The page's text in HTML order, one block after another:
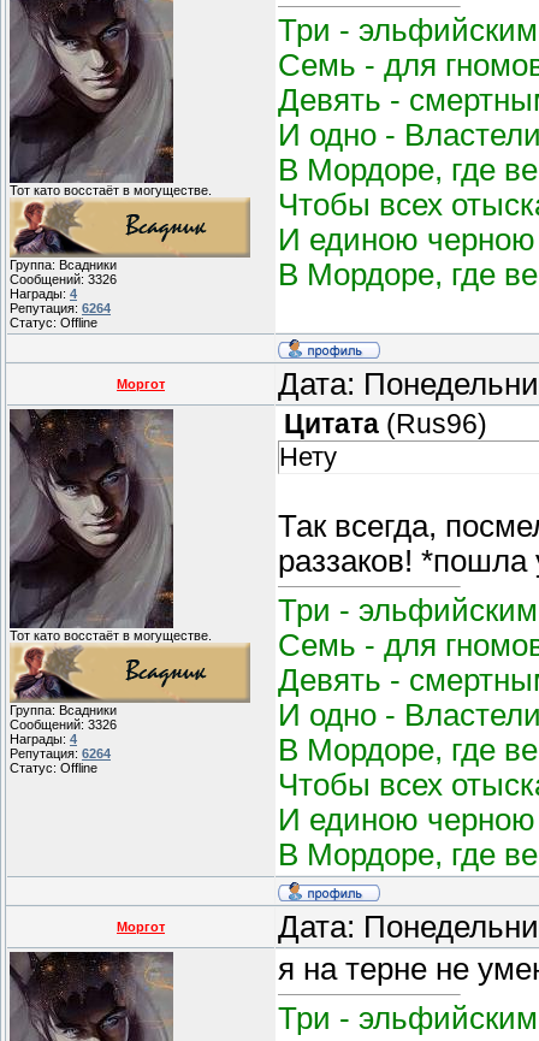
Тот като восстаёт в могуществе.
Группа: Всадники
Сообщений: 3326
Награды: 4
Репутация: 6264
Статус: Offline
Три -
Семь - для
Девять -
И одно -
В Мордоре, где
Чтобы всех
И единою черною
В Мордоре, где
Моргот Дата:
Тот като восстаёт в могуществе.
Группа: Всадники
Сообщений: 3326
Награды: 4
Репутация: 6264
Статус: Offline
Цитата ( Rus96)
Нету
Так всегда,
раззаков! *пошла
Три -
Семь - для
Девять -
И одно -
В Мордоре, где
Чтобы всех
И единою черною
В Мордоре, где
Моргот Дата:
я на терне не
Три -